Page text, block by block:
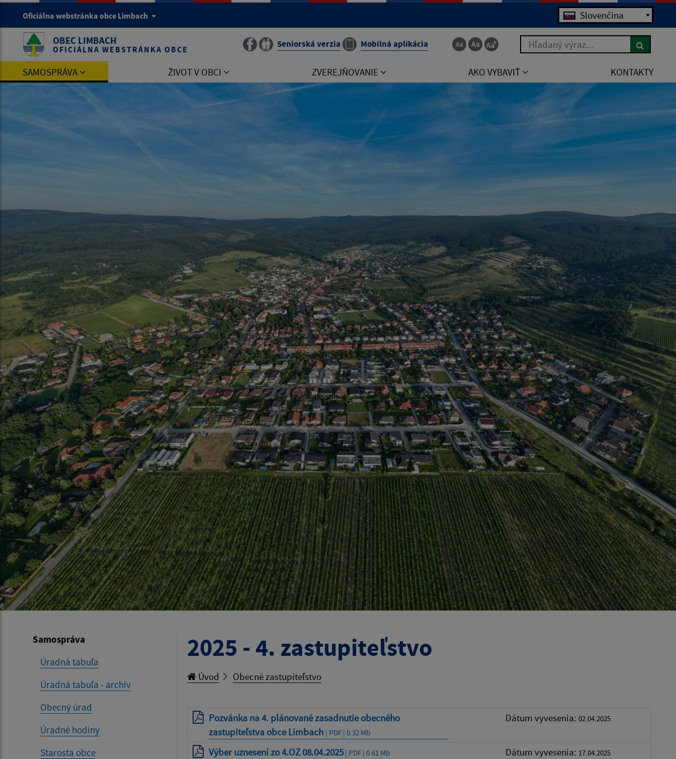
Oficiálna webstránka obce Limbach Jazyk Slovenčina
OBEC LIMBACH
OFICIÁLNA WEBSTRÁNKA OBCE Seniorská verzia Mobilná aplikácia Hľadaný výraz...
SAMOSPRÁVA ŽIVOT V OBCI ZVEREJŇOVANIE AKO VYBAVIŤ KONTAKTY
Samospráva
Úradná tabuľa
Úradná tabuľa - archív
Obecný úrad
Úradné hodiny
Starosta obce
2025 - 4. zastupiteľstvo
Úvod Obecné zastupiteľstvo
Pozvánka na 4. plánované zasadnutie obecného
zastupiteľstva obce Limbach | PDF | 0.32 Mb
Dátum vyvesenia: 02.04.2025
Výber uznesení zo 4.OZ 08.04.2025| PDF | 0.61 Mb Dátum vyvesenia: 17.04.2025